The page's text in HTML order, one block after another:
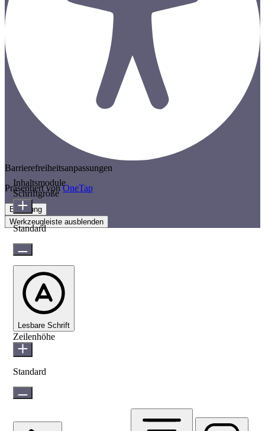
Barrierefreiheitsanpassungen
Präsentiert vonOneTap
Erklärung
Werkzeugleiste ausblenden
Inhaltsmodule
Schriftgröße
Standard
Lesbare Schrift
Zeilenhöhe
Standard